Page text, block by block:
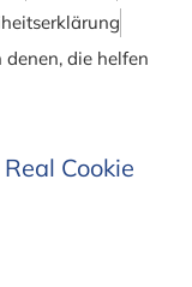
die helfen
Cookie